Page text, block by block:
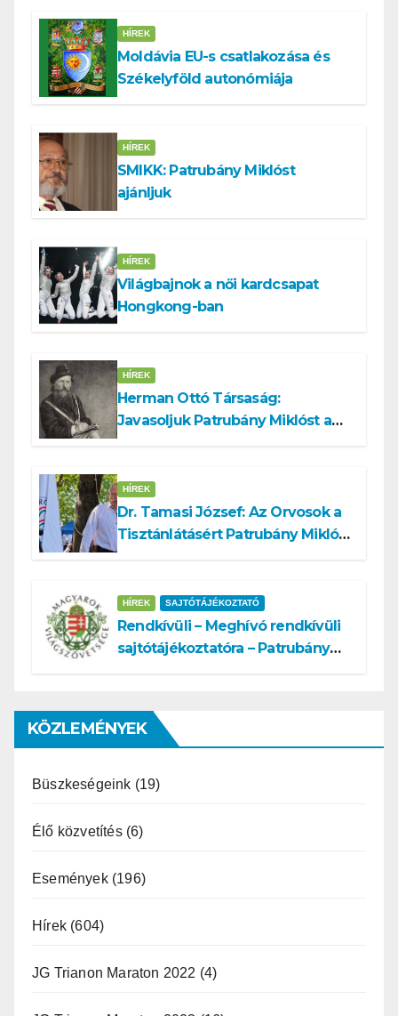
HÍREK
Moldávia EU-s csatlakozása és
Székelyföld autonómiája
HÍREK
SMIKK: Patrubány Miklóst
ajánljuk
HÍREK
Világbajnok a női kardcsapat
Hongkong-ban
HÍREK
Herman Ottó Társaság:
Javasoljuk Patrubány Miklóst a
HÍREK
Dr. Tamasi József: Az Orvosok a
Tisztánlátásért Patrubány Miklóst
HÍREK SAJTÓTÁJÉKOZTATÓ
Rendkívüli – Meghívó rendkívüli
sajtótájékoztatóra – Patrubány
támadás
KÖZLEMÉNYEK
Büszkeségeink (19)
Élő közvetítés(6)
Események(196)
Hírek (604)
JG Trianon Maraton 2022 (4)